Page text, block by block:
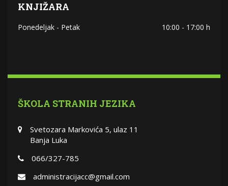
KNJIŽARA
Ponedeljak - Petak 10:00 - 17:00 h
ŠKOLA STRANIH JEZIKA
Svetozara Markovića 5, ulaz 11
Banja Luka
066/327-785
administracijacc@gmail.com